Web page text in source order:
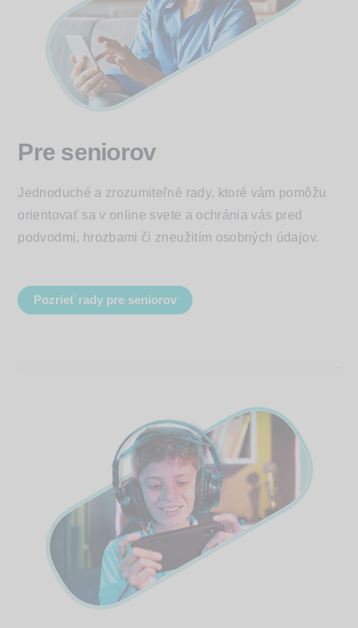
Pre seniorov
Jednoduché a zrozumiteľné rady, ktoré vám pomôžu
orientovať sa v online svete a ochránia vás pred
podvodmi, hrozbami či zneužitím osobných údajov.
Pozrieť rady pre seniorov